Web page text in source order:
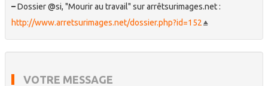
–Dossier @si, "Mourir au travail" sur arrêtsurimages.net :
http://www.arretsurimages.net/dossier.php?id=152
VOTRE MESSAGE